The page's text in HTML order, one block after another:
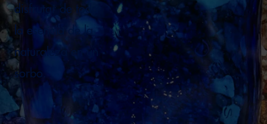
SUAVIDAD
4 – Muy Suave
disfrutar de toda
la esencia de la
naturaleza en un
sorbo.